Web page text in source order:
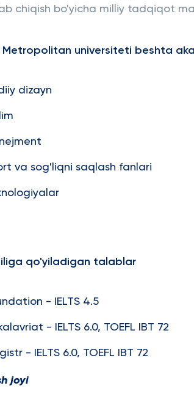
chiqish bo'yicha milliy tadqiqot
Metropolitan universiteti beshta
dizayn
va sog'liqni saqlash fanlari
qo'yiladigan talablar
- IELTS 4.5
- IELTS 6.0, TOEFL IBT 72
- IELTS 6.0, TOEFL IBT 72
joyi